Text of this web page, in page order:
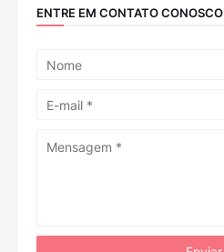
ENTRE EM CONTATO CONOSCO